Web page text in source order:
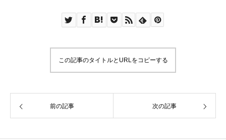
この記事のタイトルとURLをコピーする
前の記事 次の記事